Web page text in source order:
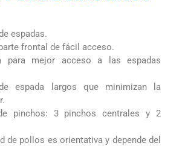
espadas.
frontal de fácil acceso.
para mejor acceso a las espadas
espada largos que minimizan la
pinchos: 3 pinchos centrales y 2
de pollos es orientativa y depende del